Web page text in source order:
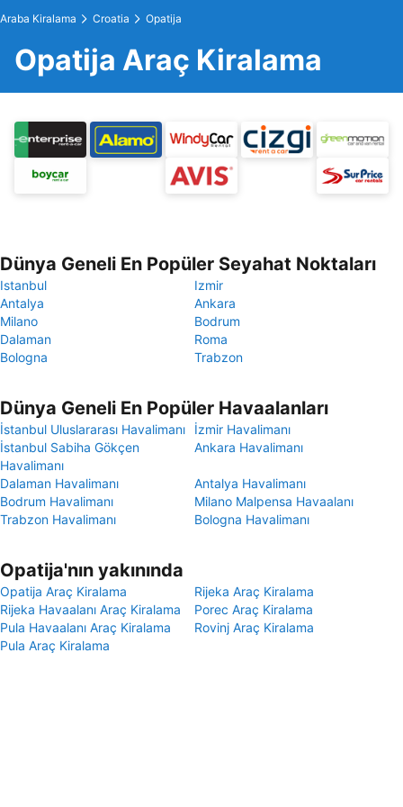
Araba Kiralama Croatia Opatija
Opatija Araç Kiralama
Dünya Geneli En Popüler Seyahat Noktaları
Istanbul
Izmir
Antalya
Ankara
Milano
Bodrum
Dalaman
Roma
Bologna
Trabzon
Dünya Geneli En Popüler Havaalanları
İstanbul Uluslararası Havalimanı
İzmir Havalimanı
İstanbul Sabiha Gökçen
Havalimanı
Ankara Havalimanı
Dalaman Havalimanı
Antalya Havalimanı
Bodrum Havalimanı
Milano Malpensa Havaalanı
Trabzon Havalimanı
Bologna Havalimanı
Opatija'nın yakınında
Opatija Araç Kiralama
Rijeka Araç Kiralama
Rijeka Havaalanı Araç Kiralama
Porec Araç Kiralama
Pula Havaalanı Araç Kiralama
Rovinj Araç Kiralama
Pula Araç Kiralama